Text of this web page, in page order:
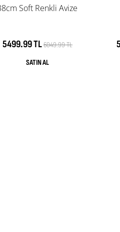
Soft Renkli Avize
5499.99 TL6049.99 TL